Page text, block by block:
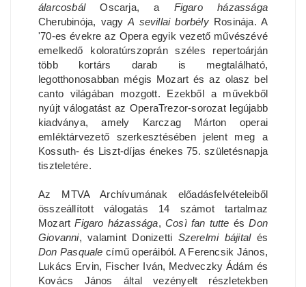
álarcosbálOscarja, a Figaro házassága
Cherubinója, vagyA sevillai borbélyRosinája. A
'70-es évekre az Opera egyik vezető művészévé
emelkedő koloratúrszoprán széles repertoárján
több kortárs darab is megtalálható,
legotthonosabban mégis Mozart és az olasz bel
canto világában mozgott. Ezekből a művekből
nyújt válogatást az OperaTrezor-sorozat legújabb
kiadványa, amely Karczag Márton operai
emléktárvezető szerkesztésében jelent meg a
Kossuth- és Liszt-díjas énekes 75. születésnapja
tiszteletére.
Az MTVA Archívumának előadásfelvételeiből
összeállított válogatás 14 számot tartalmaz
MozartFigaro házassága, Così fan tutte ésDon
Giovanni, valamint Donizetti Szerelmi bájitalés
Don Pasquale című operáiból. A Ferencsik János,
Lukács Ervin, Fischer Iván, Medveczky Ádám és
Kovács János által vezényelt részletekben